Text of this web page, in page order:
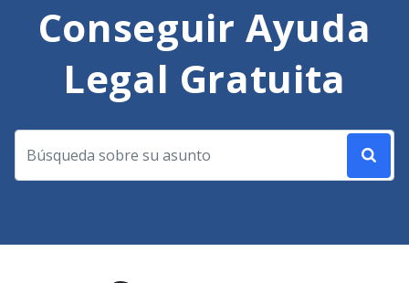
Conseguir Ayuda
Legal Gratuita